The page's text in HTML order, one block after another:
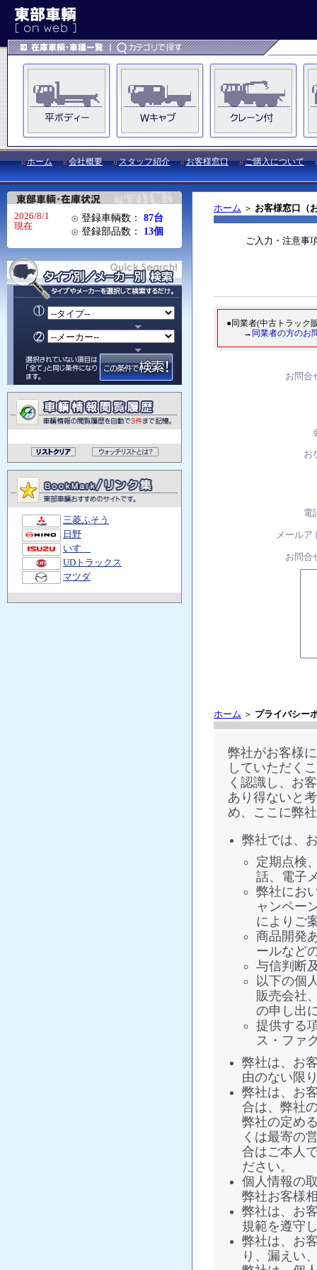
ホーム 会社概要 スタッフ紹介 お客様窓口 ご購入について
ホーム ＞ お客様窓口（
ご入力・注意事
●同業者(中古トラック
→ 同業者の方のお
お問合
お
電
メールア
お問合
ホーム ＞ プライバシー
弊社がお客様
していただく
く認識し、お
あり得ないと
め、ここに弊
弊社では、
定期点検
話、電子
弊社にお
ャンペー
によりご
商品開発
ールなど
与信判断
以下の個
販売会社
の申し出
提供する
ス・ファ
弊社は、お
由のない限
弊社は、お
合は、弊社
弊社の定め
くは最寄の
合はご本人
ださい。
個人情報の
弊社お客様
弊社は、お
規範を遵守
弊社は、お
り、漏えい
2026/8/1
現在
登録車輌数：
87台
登録部品数：
13個
三菱ふそう
日野
いすゞ
UDトラックス
マツダ